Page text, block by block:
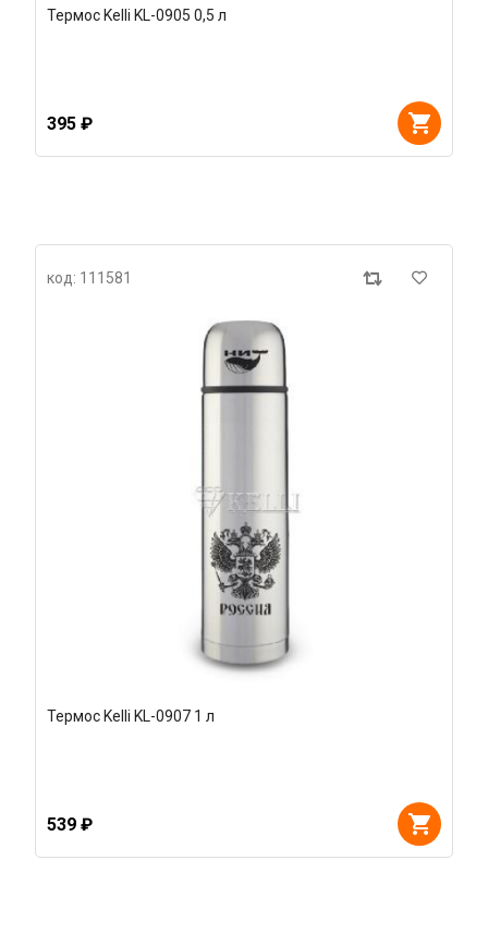
Термос Kelli KL-0905 0,5 л
395 ₽
код: 111581
Термос Kelli KL-0907 1 л
539 ₽